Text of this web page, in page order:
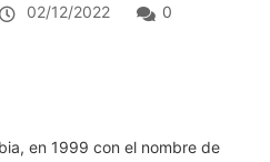
02/12/2022
0
en 1999 con el nombre de